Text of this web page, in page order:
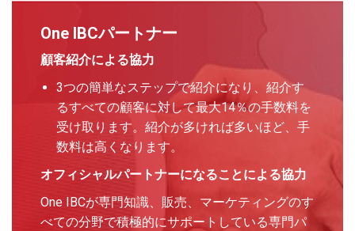
One IBCパートナー
顧客紹介による協力
3つの簡単なステップで紹介になり、紹介す
るすべての顧客に対して最大14％の手数料を
受け取ります。紹介が多ければ多いほど、手
数料は高くなります。
オフィシャルパートナーになることによる協力
One IBCが専門知識、販売、マーケティングのす
べての分野で積極的にサポートしている専門パ